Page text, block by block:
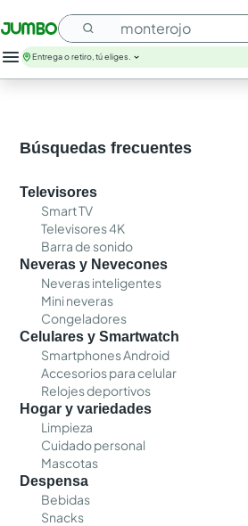
¿Qué estás buscando?
SIN SUGERENCIAS
Entrega o retiro, tú eliges.
Búsquedas frecuentes
Televisores
Smart TV
Televisores 4K
Barra de sonido
Neveras y Nevecones
Neveras inteligentes
Mini neveras
Congeladores
Celulares y Smartwatch
Smartphones Android
Accesorios para celular
Relojes deportivos
Hogar y variedades
Limpieza
Cuidado personal
Mascotas
Despensa
Bebidas
Snacks